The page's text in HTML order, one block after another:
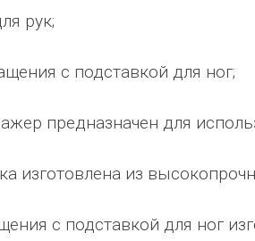
всей души хочу поблагодарить
Михалап
старый СК,
Елена
рук;
с подставкой для ног;
предназначен для
изготовлена из
с подставкой для ног